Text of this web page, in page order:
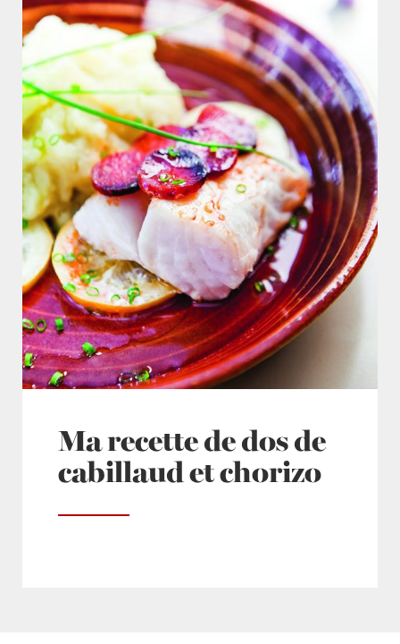
Ma recette de dos de
cabillaud et chorizo